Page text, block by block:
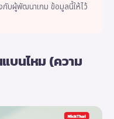
กับผู้พัฒนาเกม ข้อมูลนี้ให้ไว้
บนไหม (ความ